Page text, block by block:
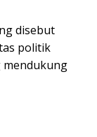
disebut
politik
mendukung